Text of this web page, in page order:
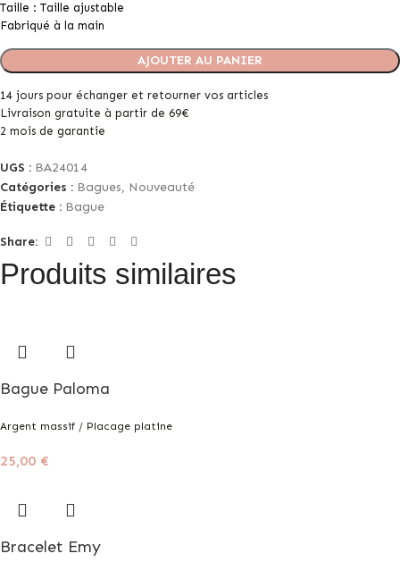
Taille : Taille ajustable
Fabriqué à la main
AJOUTER AU PANIER
14 jours pour échanger et retourner vos articles
Livraison gratuite à partir de 69€
2 mois de garantie
UGS : BA24014
Catégories : Bagues, Nouveauté
Étiquette : Bague
Share:
Produits similaires
Bague Paloma
Argent massif / Placage platine
25,00 €
Bracelet Emy